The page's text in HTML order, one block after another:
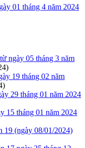
01 tháng 4 năm 2024
ngày 05 tháng 3 năm
19 tháng 02 năm
29 tháng 01 năm 2024
15 tháng 01 năm 2024
19 (ngày 08/01/2024)